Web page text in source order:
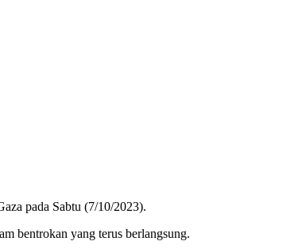
pada Sabtu (7/10/2023).
bentrokan yang terus berlangsung.